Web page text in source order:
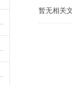
暂无相关